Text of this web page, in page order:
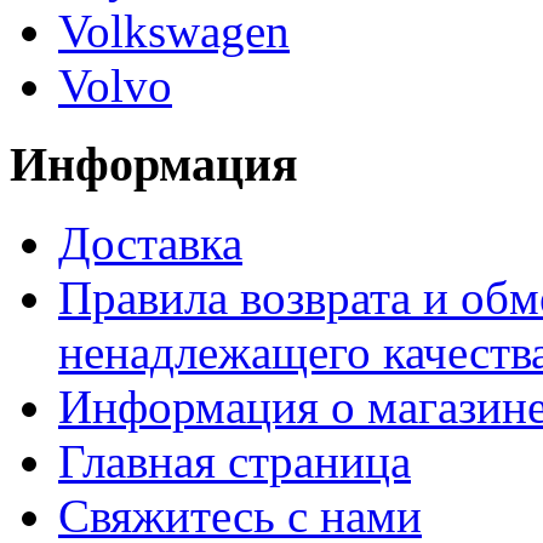
Volkswagen
Volvo
Информация
Доставка
Правила возврата и
ненадлежащего
Информация о
Главная страница
Свяжитесь с нами